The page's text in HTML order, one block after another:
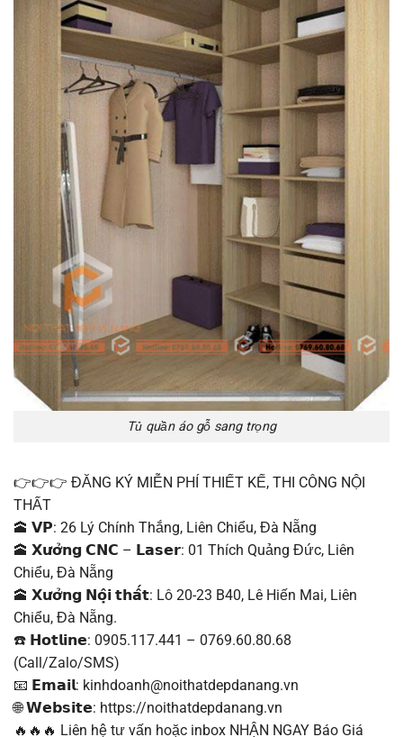
Tủ quần áo gỗ sang trọng
👉👉👉 ĐĂNG KÝ MIỄN PHÍ THIẾT KẾ, THI CÔNG NỘI
THẤT
🕋 𝗩𝗣: 26 Lý Chính Thắng, Liên Chiểu, Đà Nẵng
🕋 𝗫𝘂̛𝗼̛̉𝗻𝗴 𝗖𝗡𝗖 – 𝗟𝗮𝘀𝗲𝗿: 01 Thích Quảng Đức, Liên
Chiểu, Đà Nẵng
🕋 𝗫𝘂̛𝗼̛̉𝗻𝗴 𝗡𝗼̣̂𝗶 𝘁𝗵𝗮̂́𝘁: Lô 20-23 B40, Lê Hiến Mai, Liên
Chiểu, Đà Nẵng.
☎️ 𝗛𝗼𝘁𝗹𝗶𝗻𝗲: 0905.117.441 – 0769.60.80.68
(Call/Zalo/SMS)
📧 𝗘𝗺𝗮𝗶𝗹: kinhdoanh@noithatdepdanang.vn
🌐 𝗪𝗲𝗯𝘀𝗶𝘁𝗲: https://noithatdepdanang.vn
🔥🔥🔥 Liên hệ tư vấn hoặc inbox NHẬN NGAY Báo Giá